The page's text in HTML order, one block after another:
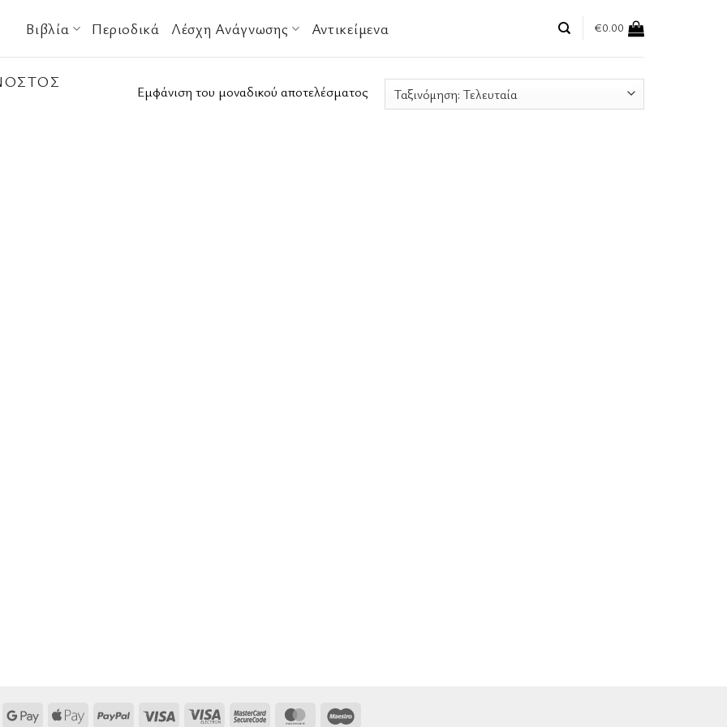
Βιβλία Περιοδικά Λέσχη Ανάγνωσης Αντικείμενα €0.00
Εμφάνιση του μοναδικού αποτελέσματος
Google Apple
PayPal Visa
Visa
MasterCardMasterCard